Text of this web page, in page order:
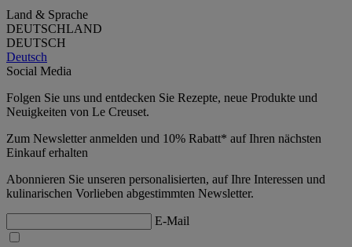
Land & Sprache
DEUTSCHLAND
DEUTSCH
Deutsch
Social Media
Folgen Sie uns und entdecken Sie Rezepte, neue Produkte und
Neuigkeiten von Le Creuset.
Zum Newsletter anmelden und 10% Rabatt* auf Ihren nächsten
Einkauf erhalten
Abonnieren Sie unseren personalisierten, auf Ihre Interessen und
kulinarischen Vorlieben abgestimmten Newsletter.
E-Mail